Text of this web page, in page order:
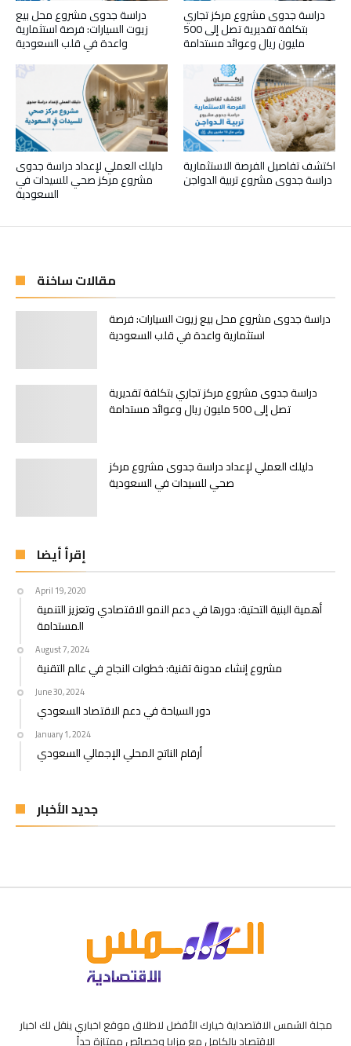
دراسة جدوى مشروع محل بيع
زيوت السيارات: فرصة استثمارية
واعدة في قلب السعودية
دراسة جدوى مشروع مركز تجاري
بتكلفة تقديرية تصل إلى 500
مليون ريال وعوائد مستدامة
دليلك العملي لإعداد دراسة جدوى
مشروع مركز صحي للسيدات في
السعودية
اكتشف تفاصيل الفرصة الاستثمارية
دراسة جدوى مشروع تربية الدواجن
مقالات ساخنة
دراسة جدوى مشروع محل بيع زيوت السيارات: فرصة
استثمارية واعدة في قلب السعودية
دراسة جدوى مشروع مركز تجاري بتكلفة تقديرية
تصل إلى 500 مليون ريال وعوائد مستدامة
دليلك العملي لإعداد دراسة جدوى مشروع مركز
صحي للسيدات في السعودية
إقرأ أيضا
April 19, 2020
أهمية البنية التحتية: دورها في دعم النمو الاقتصادي وتعزيز التنمية
المستدامة
August 7, 2024
مشروع إنشاء مدونة تقنية: خطوات النجاح في عالم التقنية
June 30, 2024
دور السياحة في دعم الاقتصاد السعودي
January 1, 2024
أرقام الناتج المحلي الإجمالي السعودي
جديد الأخبار
مجلة الشمس الاقتصداية خيارك الأفضل لاطلاق موقع اخباري ينقل لك اخبار
الاقتصاد بالكامل مع مزايا وخصائص ممتازة جداً